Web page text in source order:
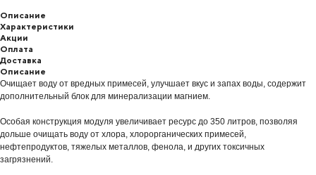
Описание
Характеристики
Акции
Оплата
Доставка
Описание
Очищает воду от вредных примесей, улучшает вкус и запах воды, содержит
дополнительный блок для минерализации магнием.
Особая конструкция модуля увеличивает ресурс до 350 литров, позволяя
дольше очищать воду от хлора, хлорорганических примесей,
нефтепродуктов, тяжелых металлов, фенола, и других токсичных
загрязнений.